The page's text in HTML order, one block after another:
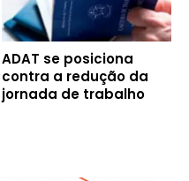
ADAT se posiciona
contra a redução da
jornada de trabalho